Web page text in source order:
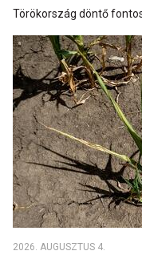
Törökország döntő
2026. AUGUSZTUS 4.